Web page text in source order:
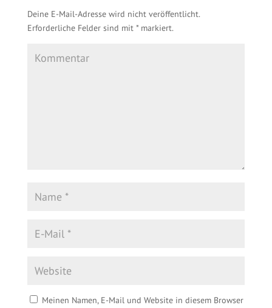
Deine E-Mail-Adresse wird nicht veröffentlicht.
Erforderliche Felder sind mit *markiert.
Meinen Namen, E-Mail und Website in diesem Browser